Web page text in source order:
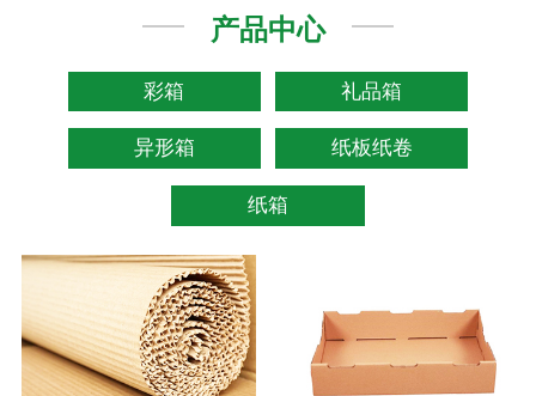
产品中心
彩箱 礼品箱
异形箱 纸板纸卷
纸箱